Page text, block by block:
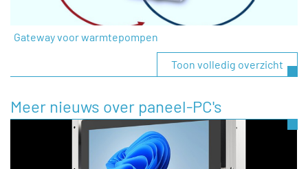
Gateway voor warmtepompen
Toon volledig overzicht
Meer nieuws over paneel-PC's